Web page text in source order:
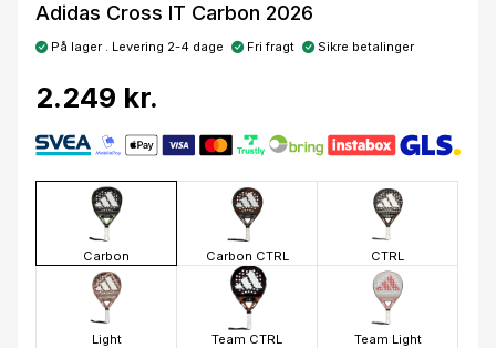
Adidas Cross IT Carbon 2026
På lager . Levering 2-4 dage Fri fragt Sikre betalinger
2.249 kr.
Carbon Carbon CTRL CTRL
Light Team CTRL Team Light